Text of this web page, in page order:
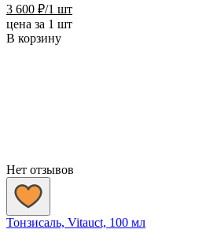
3 600 ₽/1 шт
цена за 1 шт
В корзину
Нет отзывов
Тонзисаль, Vitauct, 100 мл